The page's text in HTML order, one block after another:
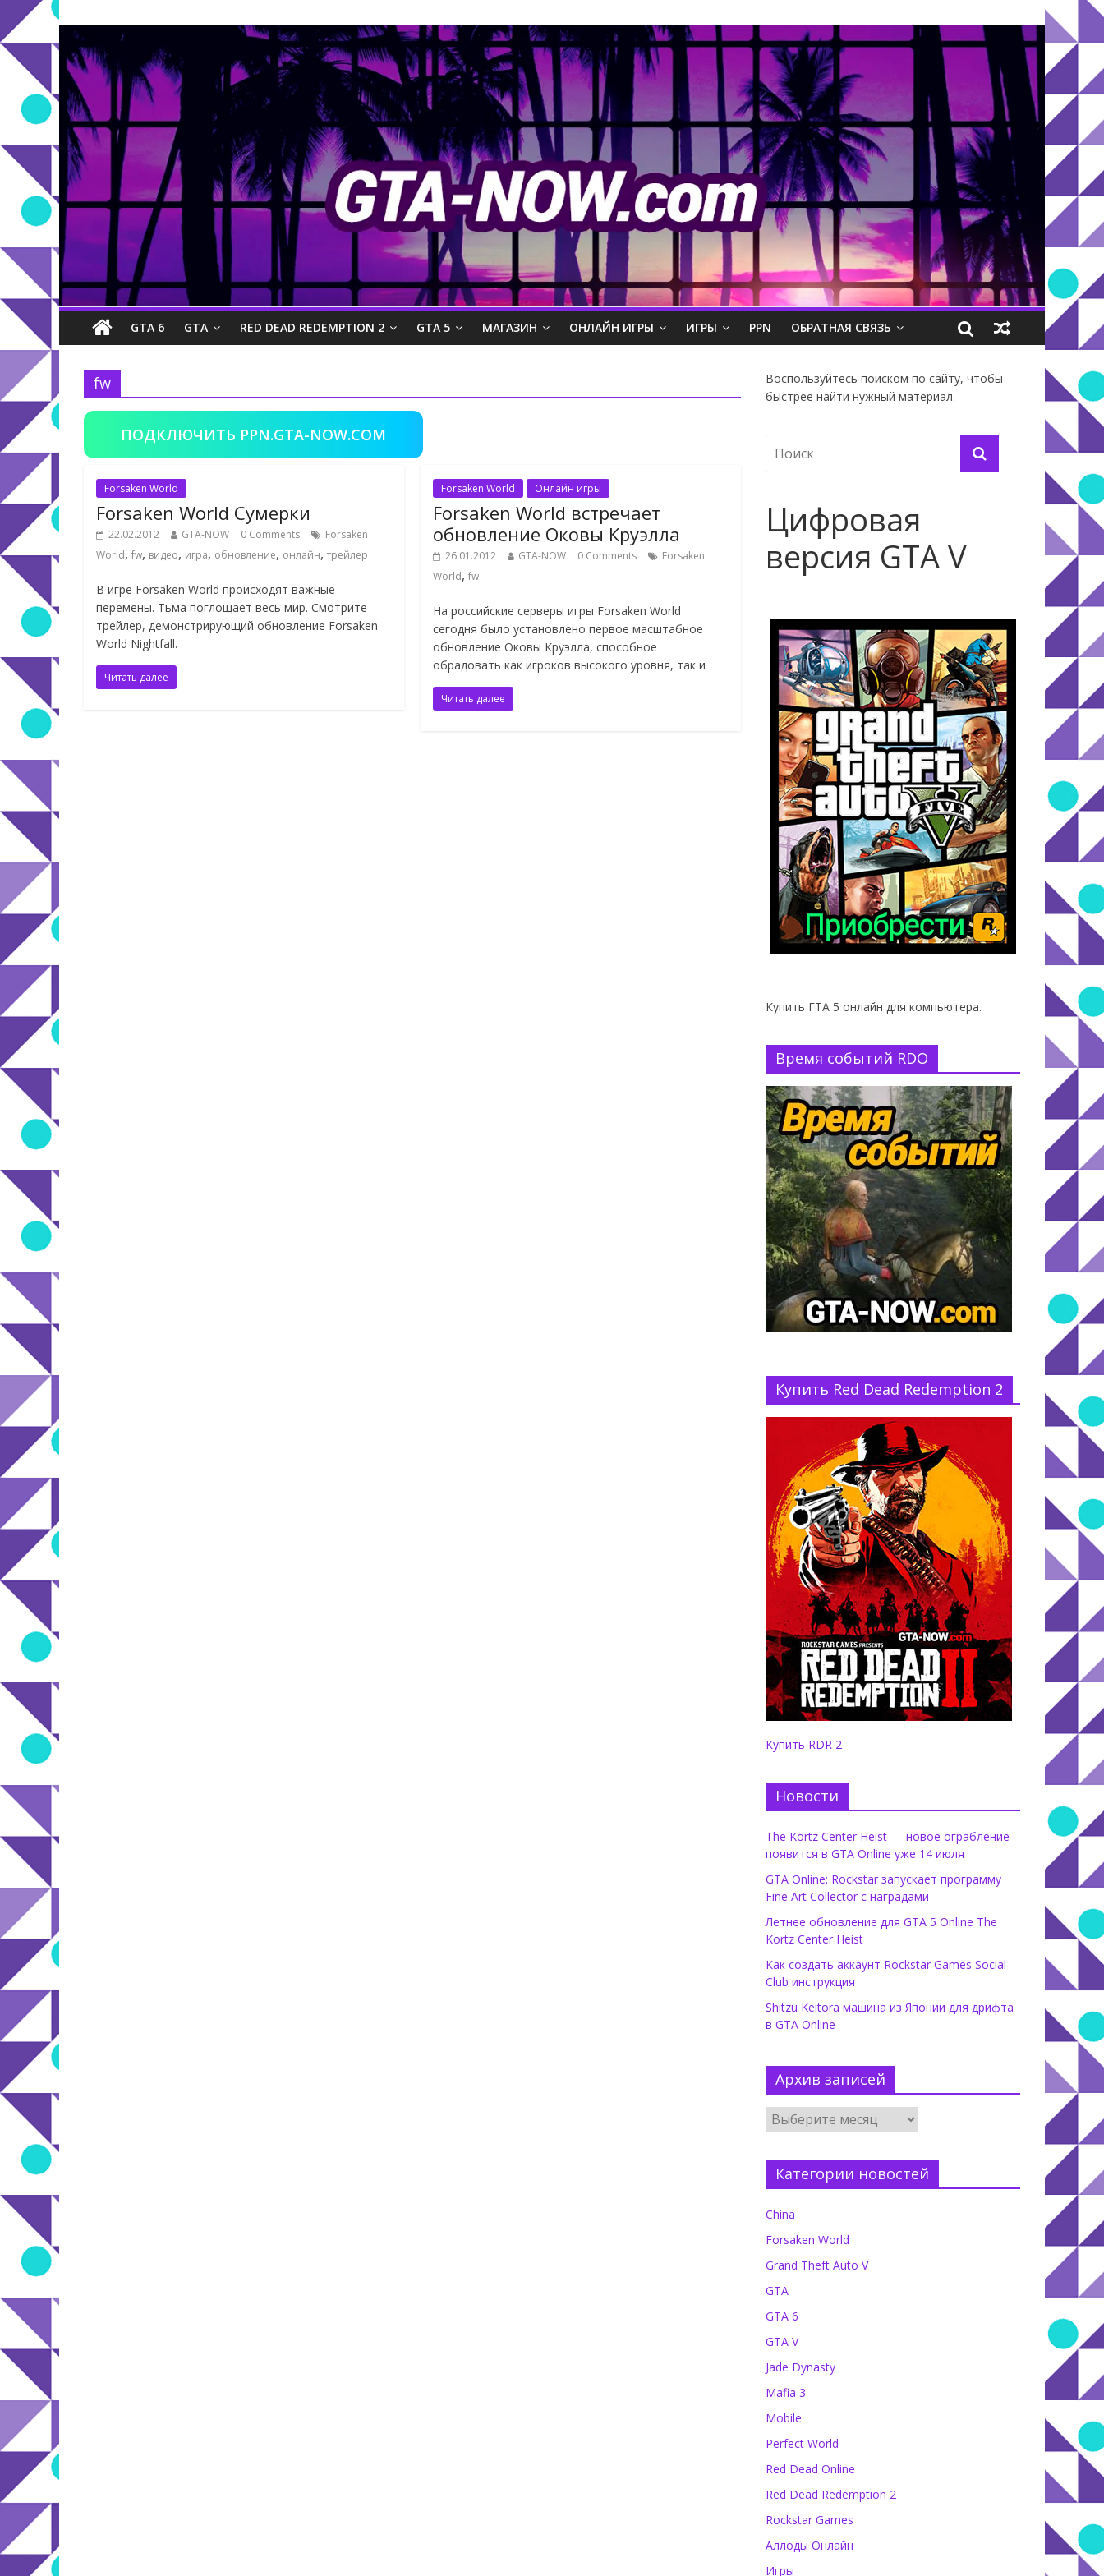
GTA 6 GTA RED DEAD REDEMPTION 2 GTA 5 МАГАЗИН ОНЛАЙН ИГРЫ ИГРЫ PPN ОБРАТНАЯ СВЯЗЬ
fw
ПОДКЛЮЧИТЬ PPN.GTA-NOW.COM
Forsaken World
Forsaken World Сумерки
22.02.2012 GTA-NOW 0 Comments
Forsaken
World, fw, видео, игра, обновление, онлайн, трейлер
В игре Forsaken World происходят важные
перемены. Тьма поглощает весь мир. Смотрите
трейлер, демонстрирующий обновление Forsaken
World Nightfall.
Читать далее
Forsaken World Онлайн игры
Forsaken World встречает
обновление Оковы Круэлла
26.01.2012 GTA-NOW 0 Comments
Forsaken
World,fw
На российские серверы игры Forsaken World
сегодня было установлено первое масштабное
обновление Оковы Круэлла, способное
обрадовать как игроков высокого уровня, так и
Читать далее
Воспользуйтесь поиском по сайту, чтобы
быстрее найти нужный материал.
Цифровая
версия GTA V
Купить ГТА 5 онлайн для компьютера.
Время событий RDO
Купить Red Dead Redemption 2
Купить RDR 2
Новости
The Kortz Center Heist — новое ограбление
появится в GTA Online уже 14 июля
GTA Online: Rockstar запускает программу
Fine Art Collector с наградами
Летнее обновление для GTA 5 Online The
Kortz Center Heist
Как создать аккаунт Rockstar Games Social
Club инструкция
Shitzu Keitora машина из Японии для дрифта
в GTA Online
Архив записей
Категории новостей
China
Forsaken World
Grand Theft Auto V
GTA
GTA 6
GTA V
Jade Dynasty
Mafia 3
Mobile
Perfect World
Red Dead Online
Red Dead Redemption 2
Rockstar Games
Аллоды Онлайн
Игры